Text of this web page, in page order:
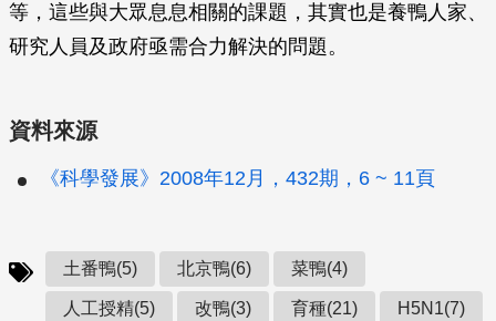
等，這些與大眾息息相關的課題，其實也是養鴨人家、
研究人員及政府亟需合力解決的問題。
資料來源
《科學發展》2008年12月，432期，6 ~ 11頁
土番鴨(5) 北京鴨(6) 菜鴨(4)
人工授精(5) 改鴨(3) 育種(21) H5N1(7)